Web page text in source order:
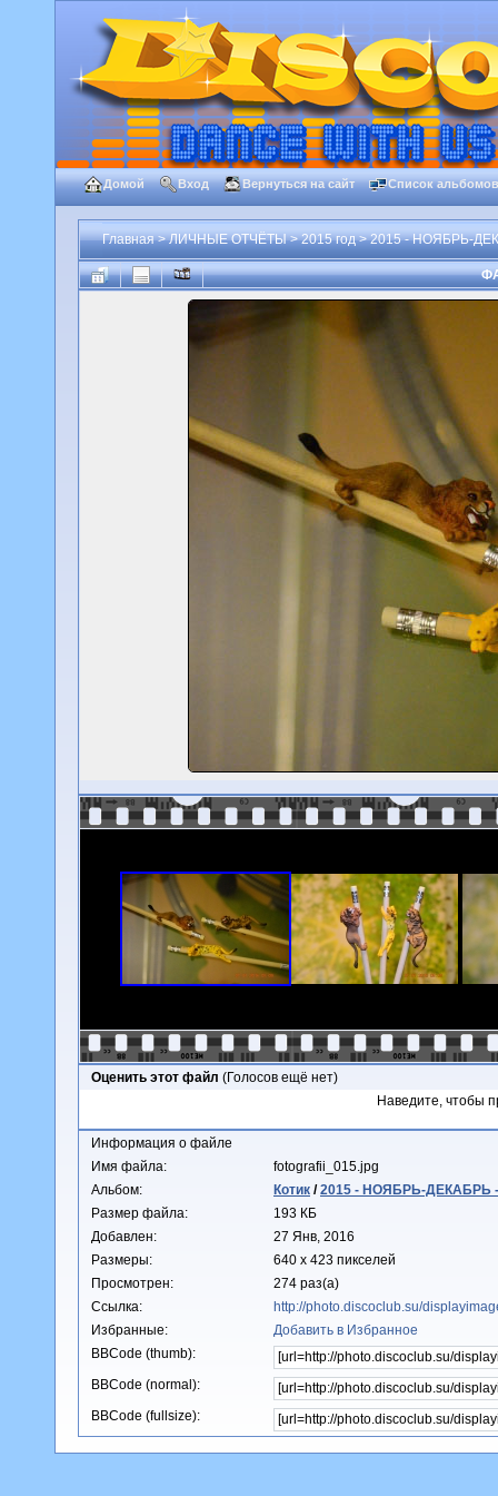
Домой Вход Вернуться на сайт Список альбомов
Главная>ЛИЧНЫЕ ОТЧЁТЫ>2015 год>2015 - НОЯБРЬ-
Оценить этот файл (Голосов ещё нет)
Наведите, чтобы
Информация о файле
Имя файла:
fotografii_015.jpg
Альбом:
Котик /2015 - НОЯБРЬ-ДЕКАБРЬ -
Размер файла:
193 КБ
Добавлен:
27 Янв, 2016
Размеры:
640 x 423 пикселей
Просмотрен:
274 раз(а)
Ссылка:
http://photo.discoclub.su/
Избранные:
Добавить в Избранное
BBCode (thumb):
BBCode (normal):
BBCode (fullsize):